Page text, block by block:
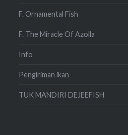
F. Ornamental Fish
F. The Miracle Of Azolla
Info
Pengiriman ikan
TUK MANDIRI DEJEEFISH